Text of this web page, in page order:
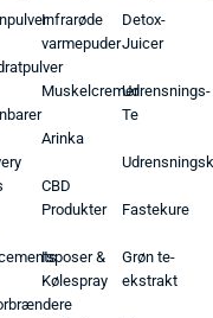
Infrarøde
varmepuder
Muskelcremer
Arinka
CBD
Produkter
Isposer &
Kølespray
Detox-
Juicer
Udrensnings-
Te
Fastekure
Grøn te-
ekstrakt